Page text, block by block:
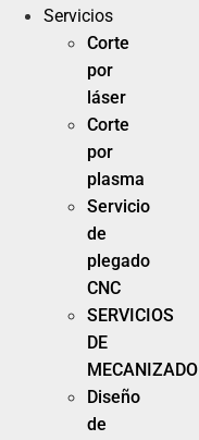
Servicios
Corte
por
láser
Corte
por
plasma
Servicio
de
plegado
CNC
SERVICIOS
DE
MECANIZADO
Diseño
de